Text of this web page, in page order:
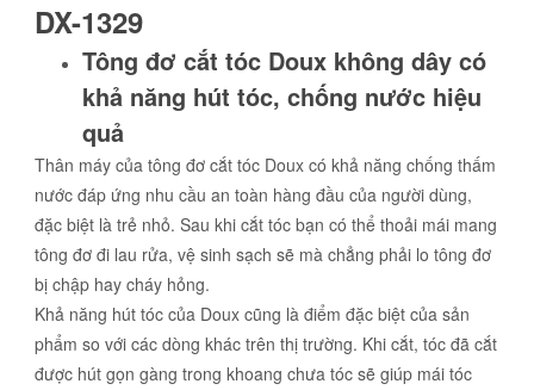
DX-1329
Tông đơ cắt tóc Doux không dây có
khả năng hút tóc, chống nước hiệu
quả
Thân máy của tông đơ cắt tóc Doux có khả năng chống thấm
nước đáp ứng nhu cầu an toàn hàng đầu của người dùng,
đặc biệt là trẻ nhỏ. Sau khi cắt tóc bạn có thể thoải mái mang
tông đơ đi lau rửa, vệ sinh sạch sẽ mà chẳng phải lo tông đơ
bị chập hay cháy hỏng.
Khả năng hút tóc của Doux cũng là điểm đặc biệt của sản
phẩm so với các dòng khác trên thị trường. Khi cắt, tóc đã cắt
được hút gọn gàng trong khoang chưa tóc sẽ giúp mái tóc